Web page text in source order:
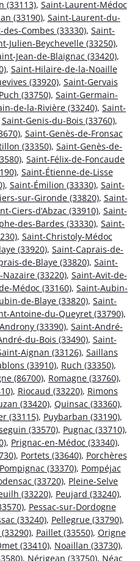
(33113), Saint-Laurent-Médoc
(33190), Saint-Laurent-du-
Combes (33330), Saint-
Julien-Beychevelle (33250),
Jean-de-Blaignac (33420),
, Saint-Hilaire-de-la-Noaille
(33920), Saint-Gervais
(33750), Saint-Germain-
de-la-Rivière (33240), Saint-
Saint-Genis-du-Bois (33760),
, Saint-Genès-de-Fronsac
(33350), Saint-Genès-de-
, Saint-Félix-de-Foncaude
, Saint-Étienne-de-Lisse
, Saint-Émilion (33330), Saint-
sur-Gironde (33820), Saint-
Ciers-d’Abzac (33910), Saint-
des-Bardes (33330), Saint-
, Saint-Christoly-Médoc
(33920), Saint-Caprais-de-
de-Blaye (33820), Saint-
(33220), Saint-Avit-de-
Médoc (33160), Saint-Aubin-
de-Blaye (33820), Saint-
Antoine-du-Queyret (33790),
(33390), Saint-André-
du-Bois (33490), Saint-
Aignan (33126), Saillans
(33910), Ruch (33350),
(86700), Romagne (33760),
, Riocaud (33220), Rimons
(33420), Quinsac (33360),
(33115), Puybarban (33190),
(33570), Pugnac (33710),
, Prignac-en-Médoc (33340),
, Portets (33640), Porchères
Pompignac (33370), Pompéjac
(33720), Pleine-Selve
(33220), Peujard (33240),
, Pessac-sur-Dordogne
(33240), Pellegrue (33790),
, Paillet (33550), Origne
(33410), Noaillan (33730),
, Nérigean (33750), Néac